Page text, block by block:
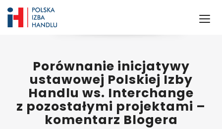
Porównanie inicjatywy
ustawowej Polskiej Izby
Handlu ws. Interchange
z pozostałymi projektami –
komentarz Blogera